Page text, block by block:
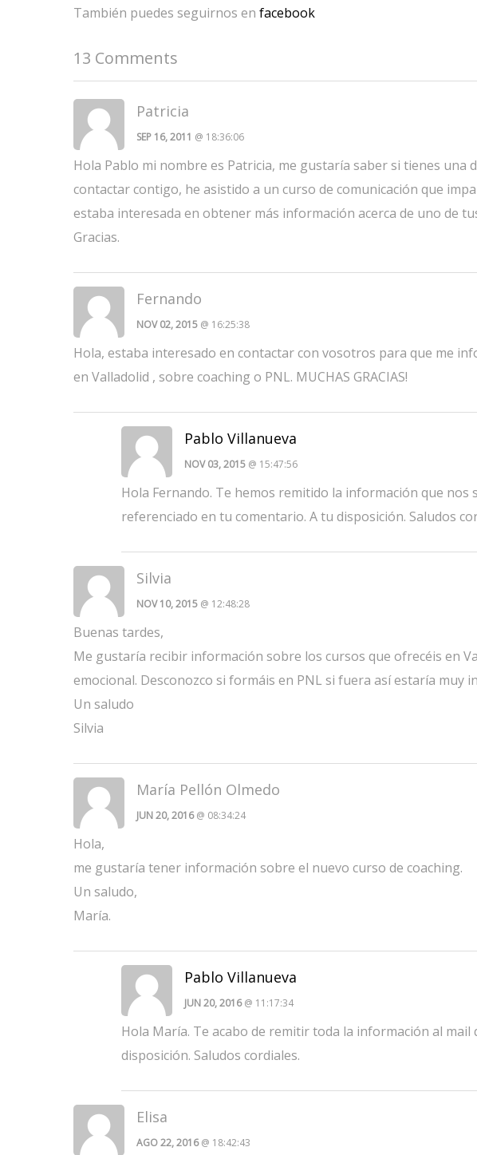
También puedes seguirnos en facebook
13 Comments
Patricia
SEP 16, 2011 @ 18:36:06
Hola Pablo mi nombre es Patricia, me gustaría saber si tienes una
contactar contigo, he asistido a un curso de comunicación que
estaba interesada en obtener más información acerca de uno de
Gracias.
Fernando
NOV 02, 2015 @ 16:25:38
Hola, estaba interesado en contactar con vosotros para que me
en Valladolid , sobre coaching o PNL. MUCHAS GRACIAS!
Pablo Villanueva
NOV 03, 2015 @ 15:47:56
Hola Fernando. Te hemos remitido la información que nos
referenciado en tu comentario. A tu disposición. Saludos
Silvia
NOV 10, 2015 @ 12:48:28
Buenas tardes,
Me gustaría recibir información sobre los cursos que ofrecéis en
emocional. Desconozco si formáis en PNL si fuera así estaría muy
Un saludo
Silvia
María Pellón Olmedo
JUN 20, 2016@ 08:34:24
Hola,
me gustaría tener información sobre el nuevo curso de coaching.
Un saludo,
María.
Pablo Villanueva
JUN 20, 2016@ 11:17:34
Hola María. Te acabo de remitir toda la información al
disposición. Saludos cordiales.
Elisa
AGO 22, 2016@ 18:42:43